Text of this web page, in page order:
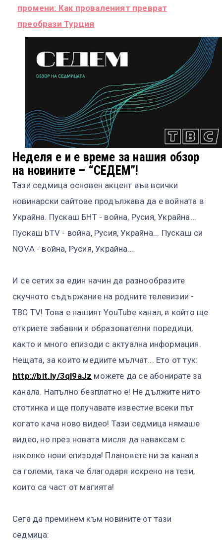
промени: Как проваленият преврат
преобрази Турция
Неделя е и е време за нашия обзор
на новините – “СЕДЕМ”!
Тази седмица основен акцент във всички
новинарски сайтове продължава да е войната в
Украйна. Пускаш БНТ - война, Русия, Украйна...
Пускаш bTV - война, Русия, Украйна... Пускаш си
NOVA - война, Русия, Украйна...
И се сетих за един начин да разнообразите
скучното съдържание на родните телевизии -
TBC TV! Това е нашият YouTube канал, в който ще
откриете забавни и образователни поредици,
както и много епизоди с актуална информация.
Нещата, за които медиите мълчат... Ето от тук:
http://bit.ly/3ql9aJz можете да се абонирате за
канала. Напълно безплатно е! Не дължите нито
стотинка и ще получавате известие всеки път
когато кача ново видео! Тази седмица нямаше
видео, но през новата мисля да наваксам с
няколко нови епизода! Плановете ни за канала
са големи, така че благодаря искрено на тези,
които са част от магията!
Сега да преминем към новините от тази
седмица: